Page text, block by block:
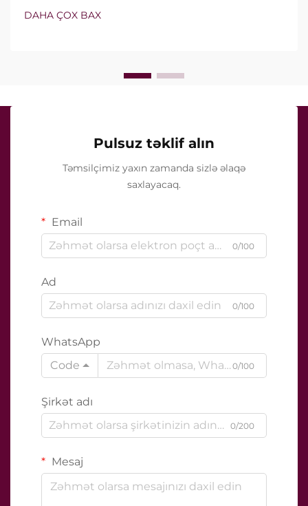
deyil, onların klinik müalicə zamanı necə dəqiq işlədiyi
DAHA ÇOX BAX
Pulsuz təklif alın
Təmsilçimiz yaxın zamanda sizlə əlaqə
saxlayacaq.
Email
0/100
Ad
0/100
WhatsApp
Code
0/100
Şirkət adı
0/200
Mesaj